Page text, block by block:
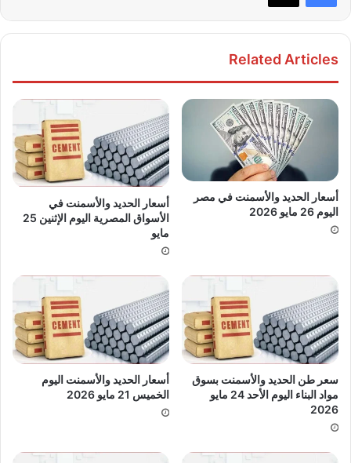
Related Articles
أسعار الحديد والأسمنت في مصر
اليوم 26 مايو 2026
أسعار الحديد والأسمنت في
الأسواق المصرية اليوم الإثنين 25
مايو
سعر طن الحديد والأسمنت بسوق
مواد البناء اليوم الأحد 24 مايو
2026
أسعار الحديد والأسمنت اليوم
الخميس 21 مايو 2026